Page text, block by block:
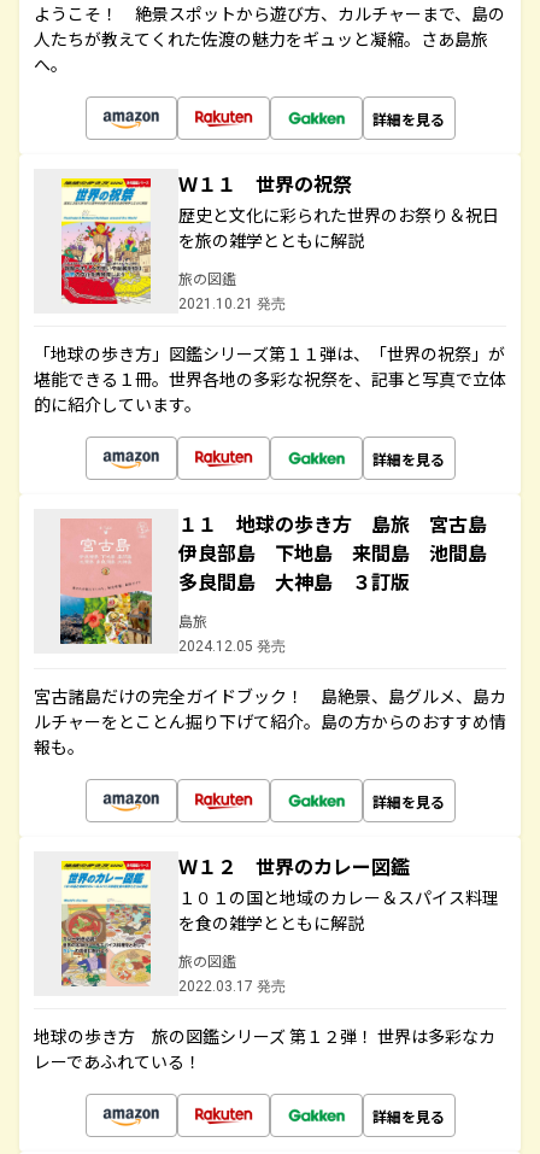
ようこそ！ 絶景スポットから遊び方、カルチャーまで、島の
人たちが教えてくれた佐渡の魅力をギュッと凝縮。さあ島旅
へ。
詳細を見る
Ｗ１１ 世界の祝祭
歴史と文化に彩られた世界のお祭り＆祝日
を旅の雑学とともに解説
旅の図鑑
2021.10.21 発売
「地球の歩き方」図鑑シリーズ第１１弾は、「世界の祝祭」が
堪能できる１冊。世界各地の多彩な祝祭を、記事と写真で立体
的に紹介しています。
詳細を見る
１１ 地球の歩き方 島旅 宮古島
伊良部島 下地島 来間島 池間島
多良間島 大神島 ３訂版
島旅
2024.12.05 発売
宮古諸島だけの完全ガイドブック！ 島絶景、島グルメ、島カ
ルチャーをとことん掘り下げて紹介。島の方からのおすすめ情
報も。
詳細を見る
Ｗ１２ 世界のカレー図鑑
１０１の国と地域のカレー＆スパイス料理
を食の雑学とともに解説
旅の図鑑
2022.03.17 発売
地球の歩き方 旅の図鑑シリーズ 第１２弾！ 世界は多彩なカ
レーであふれている！
詳細を見る